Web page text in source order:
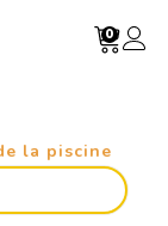
0
la piscine